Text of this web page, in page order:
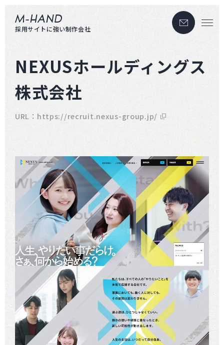
エムハンド
採用サイトに強い制作会社
お問い合わせ
NEXUSホールディングス
株式会社
URL： https://recruit.nexus-group.jp/